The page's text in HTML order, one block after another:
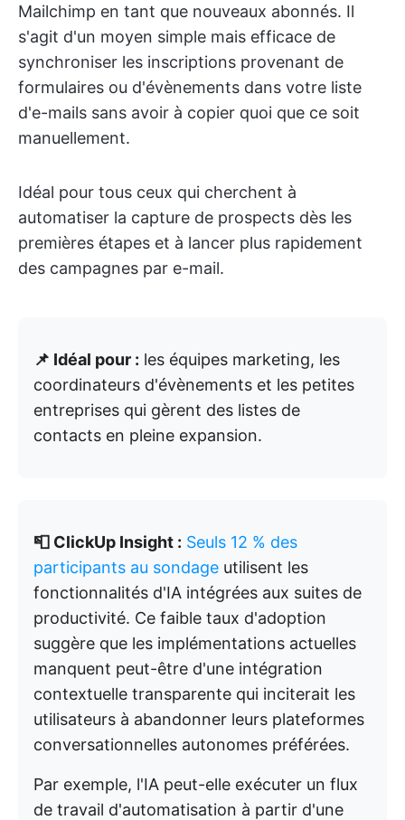
Mailchimp en tant que nouveaux abonnés. Il
s'agit d'un moyen simple mais efficace de
synchroniser les inscriptions provenant de
formulaires ou d'évènements dans votre liste
d'e-mails sans avoir à copier quoi que ce soit
manuellement.
Idéal pour tous ceux qui cherchent à
automatiser la capture de prospects dès les
premières étapes et à lancer plus rapidement
des campagnes par e-mail.
📌 Idéal pour : les équipes marketing, les
coordinateurs d'évènements et les petites
entreprises qui gèrent des listes de
contacts en pleine expansion.
📮 ClickUp Insight : Seuls 12 % des
participants au sondage utilisent les
fonctionnalités d'IA intégrées aux suites de
productivité. Ce faible taux d'adoption
suggère que les implémentations actuelles
manquent peut-être d'une intégration
contextuelle transparente qui inciterait les
utilisateurs à abandonner leurs plateformes
conversationnelles autonomes préférées.
Par exemple, l'IA peut-elle exécuter un flux
de travail d'automatisation à partir d'une